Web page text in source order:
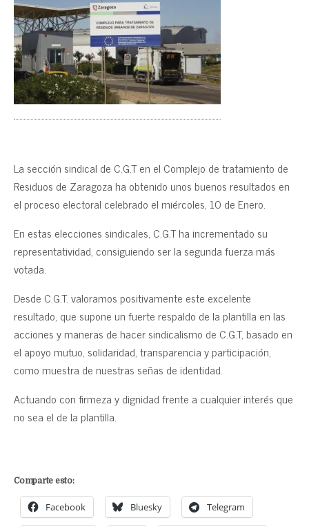
La sección sindical de C.G.T en el Complejo de tratamiento de
Residuos de Zaragoza ha obtenido unos buenos resultados en
el proceso electoral celebrado el miércoles, 10 de Enero.
En estas elecciones sindicales, C.G.T ha incrementado su
representatividad, consiguiendo ser la segunda fuerza más
votada.
Desde C.G.T. valoramos positivamente este excelente
resultado, que supone un fuerte respaldo de la plantilla en las
acciones y maneras de hacer sindicalismo de C.G.T, basado en
el apoyo mutuo, solidaridad, transparencia y participación,
como muestra de nuestras señas de identidad.
Actuando con firmeza y dignidad frente a cualquier interés que
no sea el de la plantilla.
Comparte esto:
Facebook Bluesky Telegram